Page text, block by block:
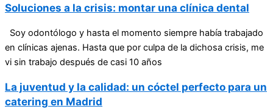
Soluciones a la crisis: montar una clínica dental
Soy odontólogo y hasta el momento siempre había trabajado
en clínicas ajenas. Hasta que por culpa de la dichosa crisis, me
vi sin trabajo después de casi 10 años
La juventud y la calidad: un cóctel perfecto para un
catering en Madrid